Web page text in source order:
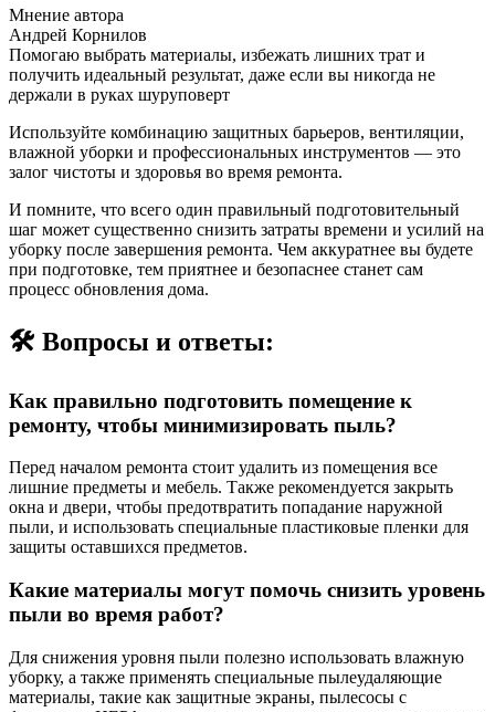
Мнение автора
Андрей Корнилов
Помогаю выбрать материалы, избежать лишних трат и
получить идеальный результат, даже если вы никогда не
держали в руках шуруповерт
Используйте комбинацию защитных барьеров, вентиляции,
влажной уборки и профессиональных инструментов — это
залог чистоты и здоровья во время ремонта.
И помните, что всего один правильный подготовительный
шаг может существенно снизить затраты времени и усилий на
уборку после завершения ремонта. Чем аккуратнее вы будете
при подготовке, тем приятнее и безопаснее станет сам
процесс обновления дома.
🛠️ Вопросы и ответы:
Как правильно подготовить помещение к
ремонту, чтобы минимизировать пыль?
Перед началом ремонта стоит удалить из помещения все
лишние предметы и мебель. Также рекомендуется закрыть
окна и двери, чтобы предотвратить попадание наружной
пыли, и использовать специальные пластиковые пленки для
защиты оставшихся предметов.
Какие материалы могут помочь снизить уровень
пыли во время работ?
Для снижения уровня пыли полезно использовать влажную
уборку, а также применять специальные пылеудаляющие
материалы, такие как защитные экраны, пылесосы с